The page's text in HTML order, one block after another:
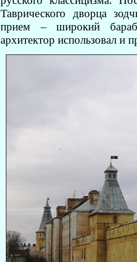
Таврического дворца
прием – широкий
архитектор использовал и